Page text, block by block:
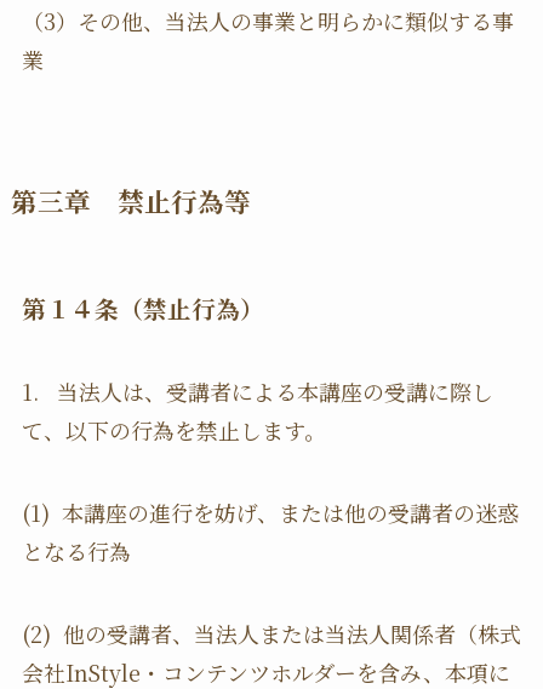
（3）その他、当法人の事業と明らかに類似する事
業
第三章 禁止行為等
第１４条（禁止行為）
1. 当法人は、受講者による本講座の受講に際し
て、以下の行為を禁止します。
(1) 本講座の進行を妨げ、または他の受講者の迷惑
となる行為
(2) 他の受講者、当法人または当法人関係者（株式
会社InStyle・コンテンツホルダーを含み、本項に